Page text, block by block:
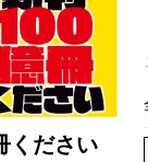
ください